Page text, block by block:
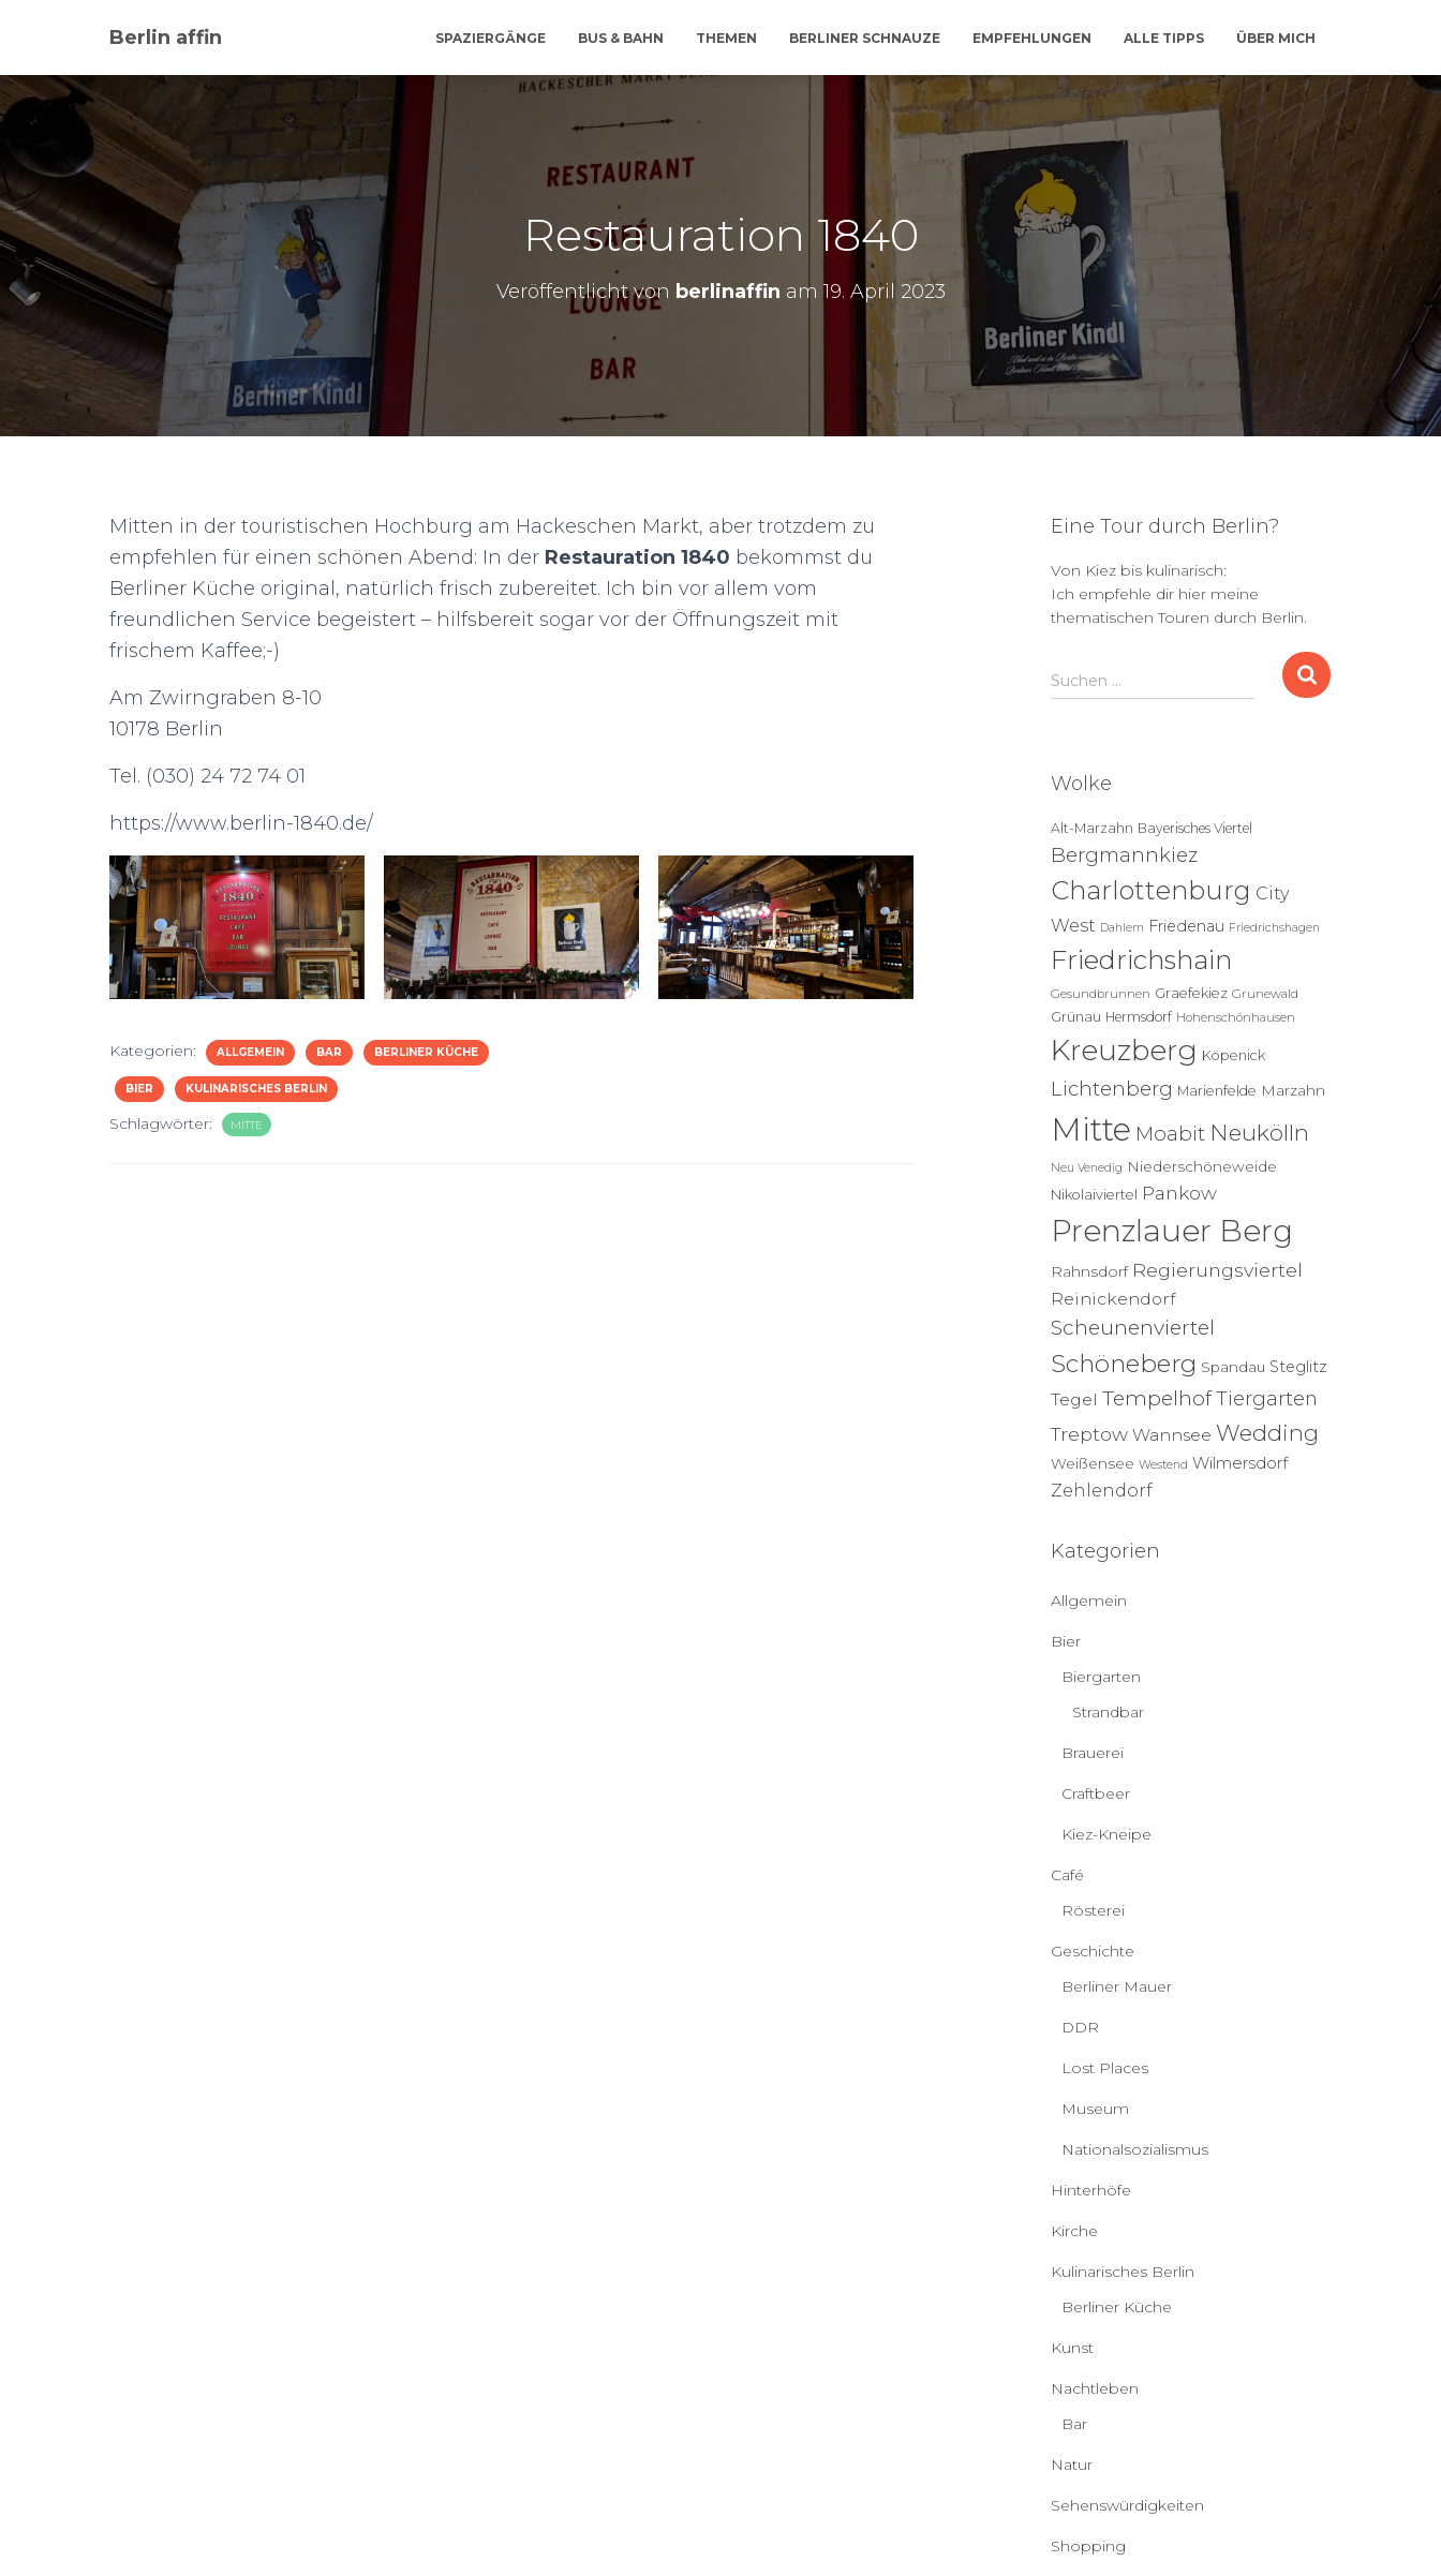
Berlin affin SPAZIERGÄNGE BUS & BAHN THEMEN BERLINER SCHNAUZE EMPFEHLUNGEN ALLE TIPPS ÜBER MICH
Restauration 1840
Veröffentlicht von berlinaffin am 19. April 2023
Mitten in der touristischen Hochburg am Hackeschen Markt, aber trotzdem zu
empfehlen für einen schönen Abend: In der Restauration 1840 bekommst du
Berliner Küche original, natürlich frisch zubereitet. Ich bin vor allem vom
freundlichen Service begeistert – hilfsbereit sogar vor der Öffnungszeit mit
frischem Kaffee;-)
Am Zwirngraben 8-10
10178 Berlin
Tel. (030) 24 72 74 01
https://www.berlin-1840.de/
Kategorien: ALLGEMEIN BAR BERLINER KÜCHE
BIER KULINARISCHES BERLIN
Schlagwörter: MITTE
Eine Tour durch Berlin?
Von Kiez bis kulinarisch:
Ich empfehle dir hier meine
thematischen Touren durch Berlin.
S
u
n
a
c
h
Suchen …
Wolke
Alt-Marzahn Bayerisches Viertel
Bergmannkiez
Charlottenburg City
West Dahlem Friedenau Friedrichshagen
Friedrichshain
Gesundbrunnen Graefekiez Grunewald
Grünau Hermsdorf Hohenschönhausen
Kreuzberg Köpenick
Lichtenberg Marienfelde Marzahn
Mitte Moabit Neukölln
Neu Venedig Niederschöneweide
Nikolaiviertel Pankow
Prenzlauer Berg
Rahnsdorf Regierungsviertel
Reinickendorf
Scheunenviertel
Schöneberg Spandau Steglitz
Tegel Tempelhof Tiergarten
Treptow Wannsee Wedding
Weißensee Westend Wilmersdorf
Zehlendorf
Kategorien
Allgemein
Bier
Biergarten
Strandbar
Brauerei
Craftbeer
Kiez-Kneipe
Café
Rösterei
Geschichte
Berliner Mauer
DDR
Lost Places
Museum
Nationalsozialismus
Hinterhöfe
Kirche
Kulinarisches Berlin
Berliner Küche
Kunst
Nachtleben
Bar
Natur
Sehenswürdigkeiten
Shopping